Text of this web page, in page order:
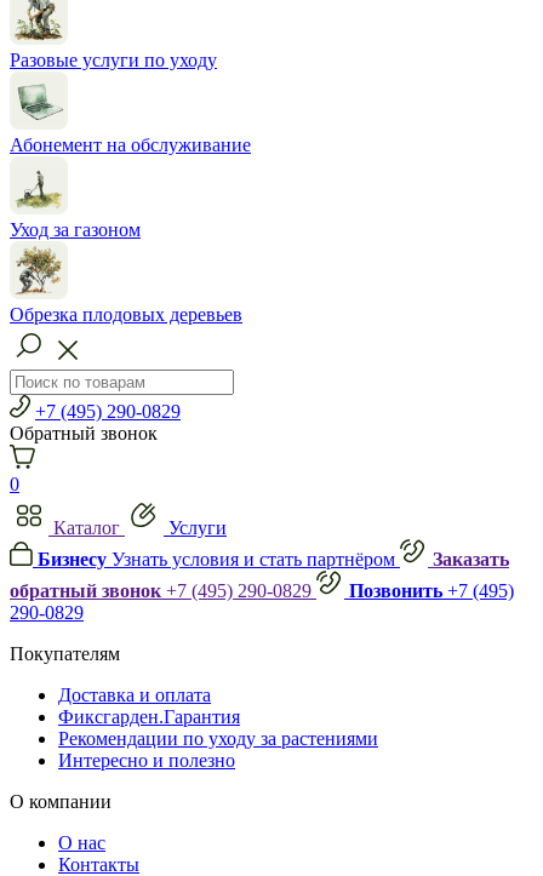
Разовые услуги по уходу
Абонемент на обслуживание
Уход за газоном
Обрезка плодовых деревьев
+7 (495) 290-0829
Обратный звонок
0
Каталог
Услуги
Бизнесу Узнать условия и стать партнёром
Заказать
обратный звонок +7 (495) 290-0829 Позвонить +7 (495)
290-0829
Покупателям
Доставка и оплата
Фиксгарден.Гарантия
Рекомендации по уходу за растениями
Интересно и полезно
О компании
О нас
Контакты